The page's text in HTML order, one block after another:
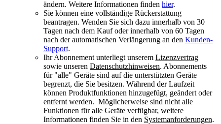
ändern. Weitere Informationen finden hier.
Sie können eine vollständige Rückerstattung
beantragen. Wenden Sie sich dazu innerhalb von 30
Tagen nach dem Kauf oder innerhalb von 60 Tagen
nach der automatischen Verlängerung an den Kunden-
Support.
Ihr Abonnement unterliegt unserem Lizenzvertrag
sowie unseren Datenschutzhinweisen. Abonnements
für "alle" Geräte sind auf die unterstützten Geräte
begrenzt, die Sie besitzen. Während der Laufzeit
können Produktfunktionen hinzugefügt, geändert oder
entfernt werden. Möglicherweise sind nicht alle
Funktionen für alle Geräte verfügbar, weitere
Informationen finden Sie in den Systemanforderungen.